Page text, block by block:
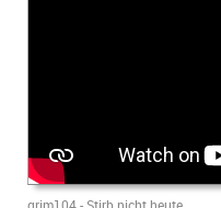
grim104 - Stirb nicht heute